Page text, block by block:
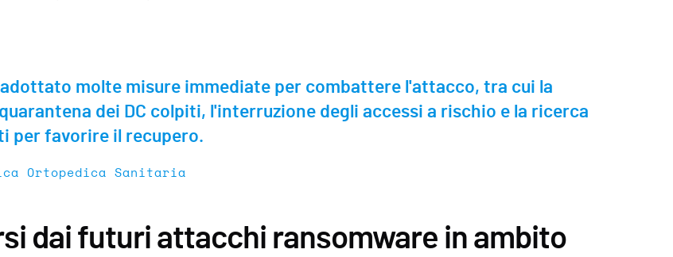
molte misure immediate per combattere l'attacco, tra cui la
dei DC colpiti, l'interruzione degli accessi a rischio e la ricerca
per favorire il recupero.
Ortopedica Sanitaria
dai futuri attacchi ransomware in ambito